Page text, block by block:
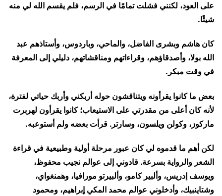
على العود، لكنني فشلت تمامًا في الرسم، فلم يقسم الله لي منه
شيئًا.
كان هاشم وبشرى الفاضل، والماحي، وباردوس، وأستاذهم عبد
الله بولا، وأصدقاؤهم، وقراءاتهم ومناقشاتهم، دليلي إلى المعرفة
في وقت مبكر.
بعض ما كانوا يقرأونه ويتناقشون حوله أربكني وأربك حياتي لفترة،
لأنه كان أعلى من مقدرتي على الاستيعاب؛ كانوا يقرأون لهربرت
ماركوز، وكولن ويلسون، وسارتر. قرأت بعضه ولم أستوعبه.
لكن أهم ما قدموه لي كان عبور مرحلة أولية وطبيعية في قراءة
الشعر والرواية بسرعة. قادوني إلى عوالم نجيب محفوظ،
ويوسف إدريس، وألبير كامو، وألبيرتو مورافيا، وهمنغواي،
وشتاينبيك، وأدخلوني عوالم محمد المكي إبراهيم، ومحمود